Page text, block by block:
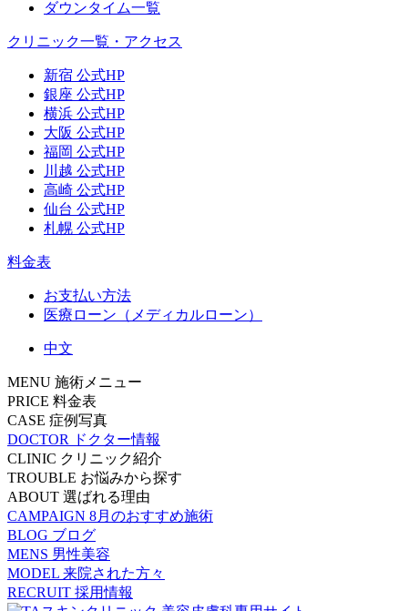
ダウンタイム一覧
クリニック一覧・アクセス
新宿 公式HP
銀座 公式HP
横浜 公式HP
大阪 公式HP
福岡 公式HP
川越 公式HP
高崎 公式HP
仙台 公式HP
札幌 公式HP
料金表
お支払い方法
医療ローン（メディカルローン）
中文
MENU 施術メニュー
PRICE 料金表
CASE 症例写真
DOCTOR
ドクター情報
CLINIC クリニック紹介
TROUBLE お悩みから探す
ABOUT 選ばれる理由
CAMPAIGN 8月のおすすめ施術
BLOG ブログ
MENS 男性美容
MODEL 来院された方々
RECRUIT 採用情報